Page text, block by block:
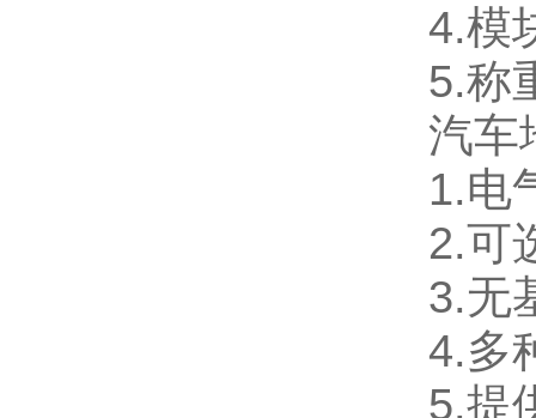
4.模
5.称
汽车
1.电
2.可
3.无
4.多
5.提